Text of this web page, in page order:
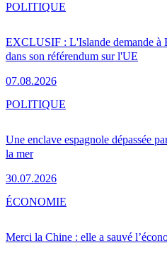
EXCLUSIF : L'Islande demande à
dans son référendum sur l'UE
07.08.2026
POLITIQUE
Une enclave espagnole dépassée
la mer
30.07.2026
POLITIQUE
Merci la Chine : elle a sauvé
ÉCONOMIE